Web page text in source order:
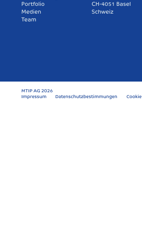
Portfolio
Medien
Team
CH-4051 Basel
Schweiz
MTIP AG 2026
Impressum
Datenschutzbestimmungen